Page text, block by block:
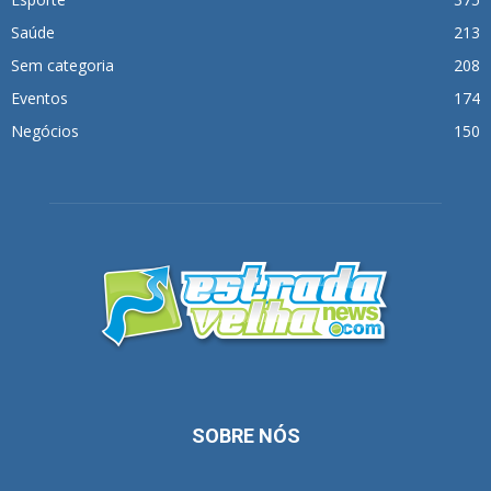
Saúde
213
Sem categoria
208
Eventos
174
Negócios
150
SOBRE NÓS